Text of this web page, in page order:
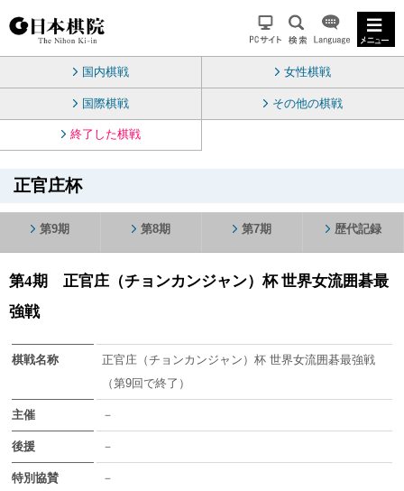
国内棋戦 女性棋戦
国際棋戦 その他の棋戦
終了した棋戦
正官庄杯
第9期 第8期 第7期 歴代記録
第4期 正官庄（チョンカンジャン）杯 世界女流囲碁最
強戦
棋戦名称
正官庄（チョンカンジャン）杯 世界女流囲碁最強戦
（第9回で終了）
主催 －
後援 －
特別協賛 －